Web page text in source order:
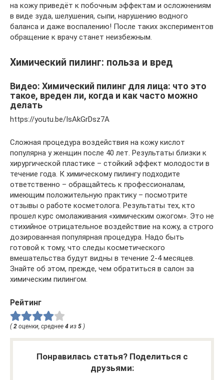
на кожу приведёт к побочным эффектам и осложнениям
в виде зуда, шелушения, сыпи, нарушению водного
баланса и даже воспалению! После таких экспериментов
обращение к врачу станет неизбежным.
Химический пилинг: польза и вред
Видео: Химический пилинг для лица: что это
такое, вреден ли, когда и как часто можно
делать
https://youtu.be/IsAkGrDsz7A
Сложная процедура воздействия на кожу кислот
популярна у женщин после 40 лет. Результаты близки к
хирургической пластике – стойкий эффект молодости в
течение года. К химическому пилингу подходите
ответственно – обращайтесь к профессионалам,
имеющим положительную практику – посмотрите
отзывы о работе косметолога. Результаты тех, кто
прошел курс омолаживания «химическим ожогом». Это не
стихийное отрицательное воздействие на кожу, а строго
дозированная популярная процедура. Надо быть
готовой к тому, что следы косметического
вмешательства будут видны в течение 2-4 месяцев.
Знайте об этом, прежде, чем обратиться в салон за
химическим пилингом.
Рейтинг
( 2 оценки, среднее 4 из 5 )
Понравилась статья? Поделиться с
друзьями: